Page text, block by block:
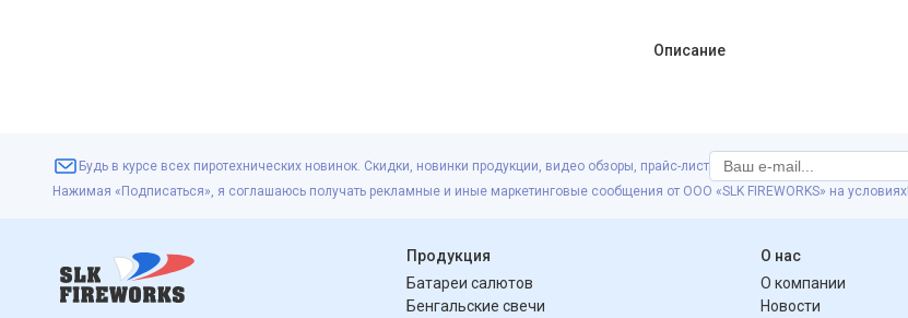
Описание
Будь в курсе всех пиротехнических новинок. Скидки, новинки продукции, видео обзоры, прайс-лист
Нажимая «Подписаться», я соглашаюсь получать рекламные и иные маркетинговые сообщения от ООО «SLK FIREWORKS» на условиях
Продукция
Батареи салютов
Бенгальские свечи
О нас
О компании
Новости